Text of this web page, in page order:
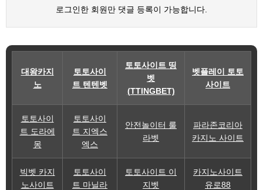
로그인한 회원만 댓글 등록이 가능합니다.
대왕카지
노
토토사이
트 텐텐벳
토토사이트 띵
벳
(TTINGBET)
벳플레이 토토
사이트
토토사이
트 도라에
몽
토토사이
트 지엑스
엑스
안전놀이터 룰
라벳
파라존코리아
카지노 사이트
빅벳 카지
노사이트
토토사이
트 마닐라
토토사이트 이
지벳
카지노사이트
유로88